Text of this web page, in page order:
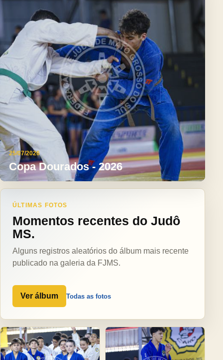
25/07/2026
Copa Dourados - 2026
ÚLTIMAS FOTOS
Momentos recentes do Judô
MS.
Alguns registros aleatórios do álbum mais recente
publicado na galeria da FJMS.
Ver álbum Todas as fotos